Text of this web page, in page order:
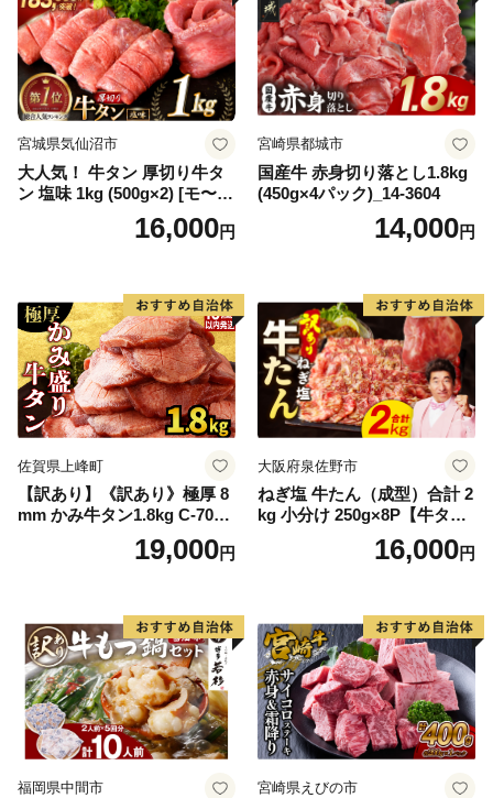
宮城県気仙沼市
大人気！ 牛タン 厚切り牛タ
ン 塩味 1kg (500g×2) [モ〜ラ
ンド 宮城県 気仙沼市 205646
60] 肉 牛肉 精肉 牛たん 牛タ
厚切り タン
16,000円
宮崎県都城市
国産牛 赤身切り落とし1.8kg
(450g×4パック)_14-3604
14,000円
佐賀県上峰町
【訳あり】《訳あり》極厚 8
mm かみ牛タン1.8kg C-709-
19,000円
大阪府泉佐野市
ねぎ塩 牛たん（成型）合計 2
kg 小分け 250g×8P【牛タン
牛肉 焼肉用 薄切り 訳あり サ
16,000円
福岡県中間市 宮崎県えびの市